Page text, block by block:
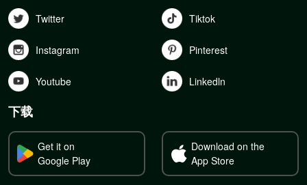
Twitter Tiktok
Instagram Pinterest
Youtube Linkedln
下载
Get it on
Google Play
Download on the
App Store